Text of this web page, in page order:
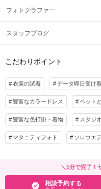
フォトグラファー
スタッフブログ
こだわりポイント
衣装の試着 データ即日受け
豊富なカラードレス ペット
豊富な色打掛・着物 スタジ
マタニティフォト ソロウエ
＼1分で完了！
相談予約する